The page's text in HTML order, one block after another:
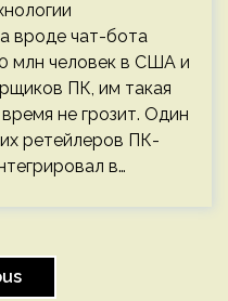
вроде чат-бота
млн человек в США и
ПК, им такая
не грозит. Один
ретейлеров ПК-
в…